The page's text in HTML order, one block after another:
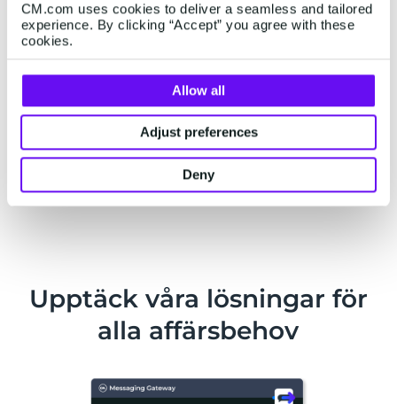
CM.com uses cookies to deliver a seamless and tailored
experience. By clicking “Accept” you agree with these
cookies.
Allow all
Adjust preferences
Deny
RCS
BUSINESS
MESSAGING
—
Kontakta oss
Upptäck våra lösningar för
alla affärsbehov